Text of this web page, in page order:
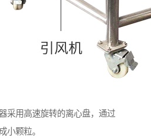
采用高速旋转的离心盘，通过
小颗粒。